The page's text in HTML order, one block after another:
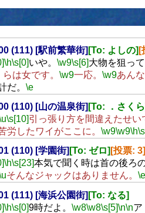
(111) [駅前繁華街] [To: よしの] [
\h\s[0]いや。 \w9\s[6]大物を狙っ
は女です。 \w9一応。 \w9あんな
だ。 \e
(110) [山の温泉街] [To: ．さく
\s[10]引っ張り方を間違えたせい
労したワイがここに。 \w9\w9\h
(110) [学園街] [To: ゼロ] [投票: 3]
\h\s[23]本気で聞く時は首の後ろ
そんなジャックはありません。 \e
(111) [海浜公園街] [To: なる]
\h\s[0]9時だよ。 \w8\w8\s[5]\n\nア